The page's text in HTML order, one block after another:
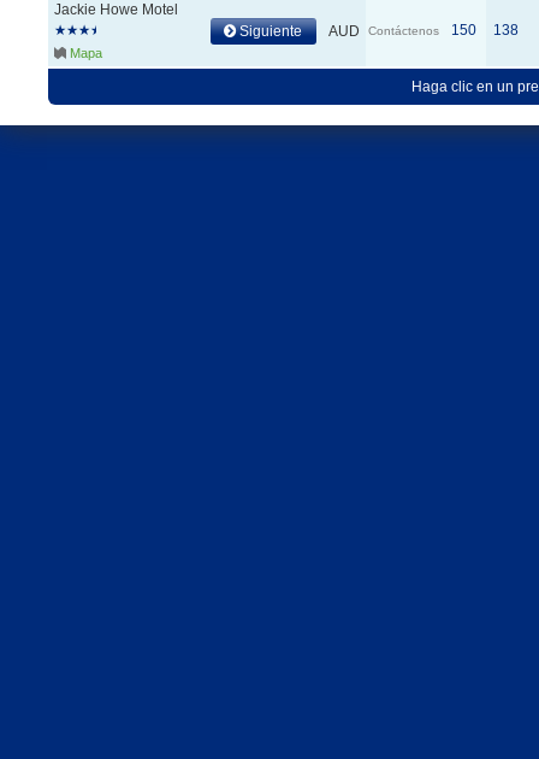
Jackie Howe Motel
Mapa
Siguiente AUD Contáctenos 150 138
Haga clic en un